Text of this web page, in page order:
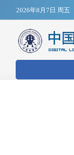
2026年8月7日 周五